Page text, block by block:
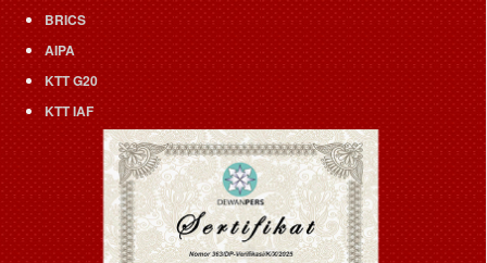
BRICS
AIPA
KTT G20
KTT IAF